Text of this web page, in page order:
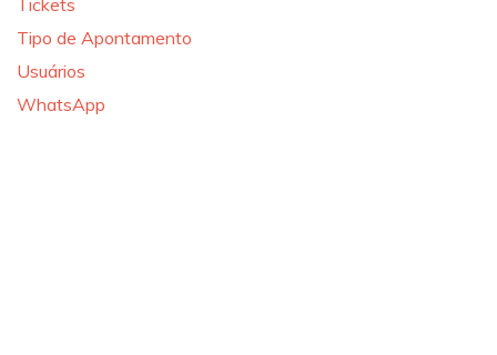
Tickets
Tipo de Apontamento
Usuários
WhatsApp